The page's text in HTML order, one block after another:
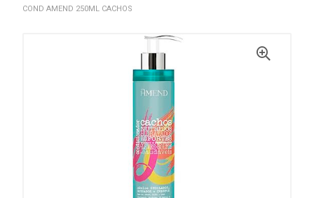
COND AMEND 250ML CACHOS